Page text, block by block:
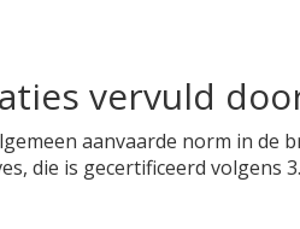
vervuld
aanvaarde norm in
die is gecertificeerd volgens